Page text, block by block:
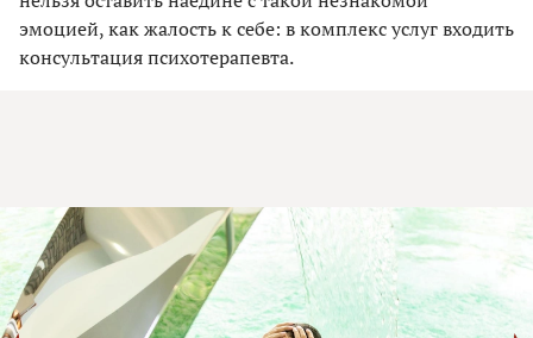
эмоцией, как жалость к себе: в комплекс услуг входить
консультация психотерапевта.